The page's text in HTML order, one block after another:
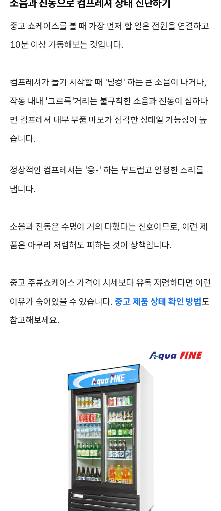
소음과 진동으로 컴프레셔 상태 진단하기
중고 쇼케이스를 볼 때 가장 먼저 할 일은 전원을 연결하고
10분 이상 가동해보는 것입니다.
컴프레셔가 돌기 시작할 때 '덜컹' 하는 큰 소음이 나거나,
작동 내내 '그르륵'거리는 불규칙한 소음과 진동이 심하다
면 컴프레셔 내부 부품 마모가 심각한 상태일 가능성이 높
습니다.
정상적인 컴프레셔는 '웅-' 하는 부드럽고 일정한 소리를
냅니다.
소음과 진동은 수명이 거의 다했다는 신호이므로, 이런 제
품은 아무리 저렴해도 피하는 것이 상책입니다.
중고 주류쇼케이스 가격이 시세보다 유독 저렴하다면 이런
이유가 숨어있을 수 있습니다. 중고 제품 상태 확인 방법도
참고해보세요.